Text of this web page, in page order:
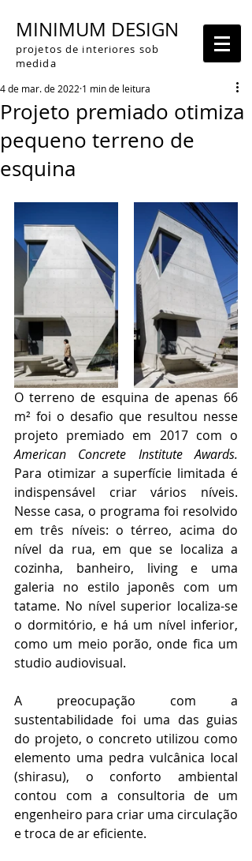
MINIMUM DESIGN
projetos de interiores sob
medida
Projeto premiado otimiza
pequeno terreno de
esquina
4 de mar. de 2022 1 min de leitura
O terreno de esquina de apenas 66
m² foi o desafio que resultou nesse
Para otimizar a superfície limitada é
indispensável criar vários níveis.
Nesse casa, o programa foi resolvido
em três níveis: o térreo, acima do
nível da rua, em que se localiza a
cozinha, banheiro, living e uma
galeria no estilo japonês com um
tatame. No nível superior localiza-se
o dormitório, e há um nível inferior,
como um meio porão, onde fica um
studio audiovisual.
A preocupação com a
sustentabilidade foi uma das guias
do projeto, o concreto utilizou como
elemento uma pedra vulcânica local
(shirasu), o conforto ambiental
contou com a consultoria de um
engenheiro para criar uma circulação
e troca de ar eficiente.